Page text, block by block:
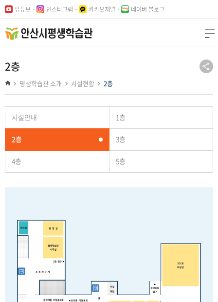
본문
바로가기
주메뉴
바로가기유튜브 인스타그램 카카오채널 네이버 블로그
2층
평생학습관 소개 시설현황 2층
시설안내 1층
2층 3층
4층 5층